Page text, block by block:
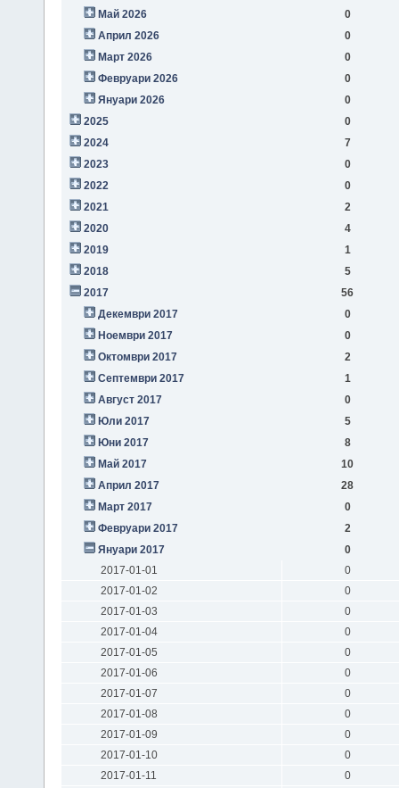
Май 2026
0
Април 2026
0
Март 2026
0
Февруари 2026
0
Януари 2026
0
2025
0
2024
7
2023
0
2022
0
2021
2
2020
4
2019
1
2018
5
2017
56
Декември 2017
0
Ноември 2017
0
Октомври 2017
2
Септември 2017
1
Август 2017
0
Юли 2017
5
Юни 2017
8
Май 2017
10
Април 2017
28
Март 2017
0
Февруари 2017
2
Януари 2017
0
2017-01-01
0
2017-01-02
0
2017-01-03
0
2017-01-04
0
2017-01-05
0
2017-01-06
0
2017-01-07
0
2017-01-08
0
2017-01-09
0
2017-01-10
0
2017-01-11
0